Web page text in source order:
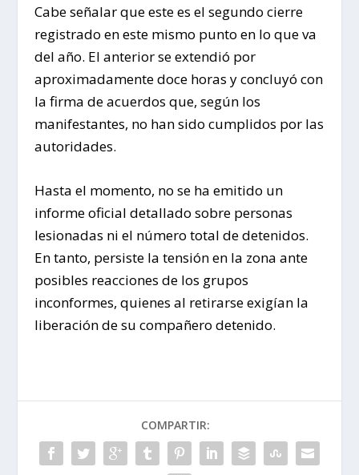
Cabe señalar que este es el segundo cierre
registrado en este mismo punto en lo que va
del año. El anterior se extendió por
aproximadamente doce horas y concluyó con
la firma de acuerdos que, según los
manifestantes, no han sido cumplidos por las
autoridades.
Hasta el momento, no se ha emitido un
informe oficial detallado sobre personas
lesionadas ni el número total de detenidos.
En tanto, persiste la tensión en la zona ante
posibles reacciones de los grupos
inconformes, quienes al retirarse exigían la
liberación de su compañero detenido.
COMPARTIR: